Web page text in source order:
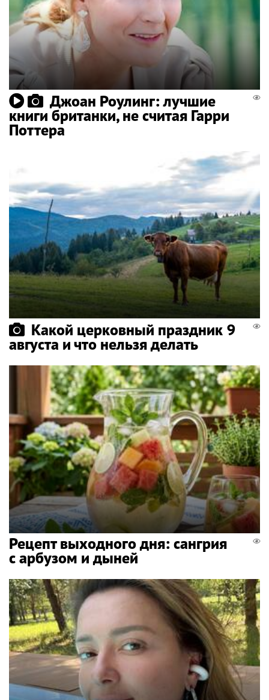
Джоан Роулинг: лучшие
книги британки, не считая Гарри
Поттера
Какой церковный праздник 9
августа и что нельзя делать
Рецепт выходного дня: сангрия
с арбузом и дыней